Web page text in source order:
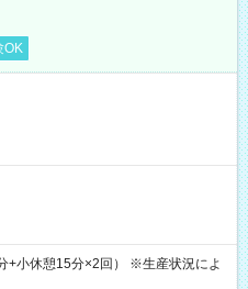
OK
+小休憩15分×2回） ※生産状況によ